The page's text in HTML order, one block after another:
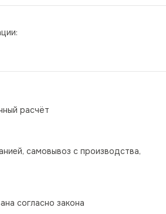
расчёт
самовывоз с производства,
согласно закона